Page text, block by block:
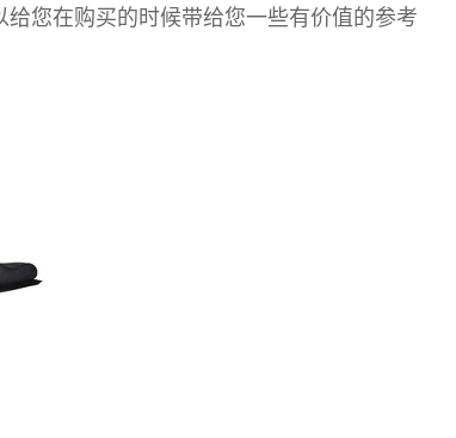
您在购买的时候带给您一些有价值的参考